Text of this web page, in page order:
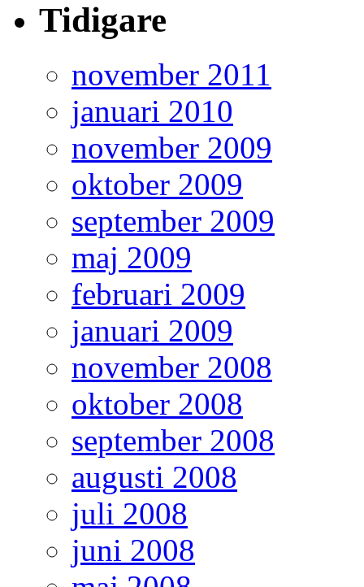
Tidigare
november 2011
januari 2010
november 2009
oktober 2009
september 2009
maj 2009
februari 2009
januari 2009
november 2008
oktober 2008
september 2008
augusti 2008
juli 2008
juni 2008